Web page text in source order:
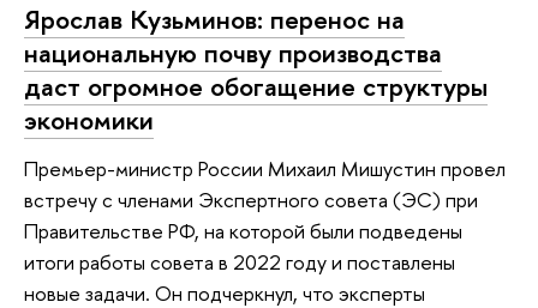
Ярослав Кузьминов: перенос на
национальную почву производства
даст огромное обогащение структуры
экономики
Премьер-министр России Михаил Мишустин провел
встречу с членами Экспертного совета (ЭС) при
Правительстве РФ, на которой были подведены
итоги работы совета в 2022 году и поставлены
новые задачи. Он подчеркнул, что эксперты